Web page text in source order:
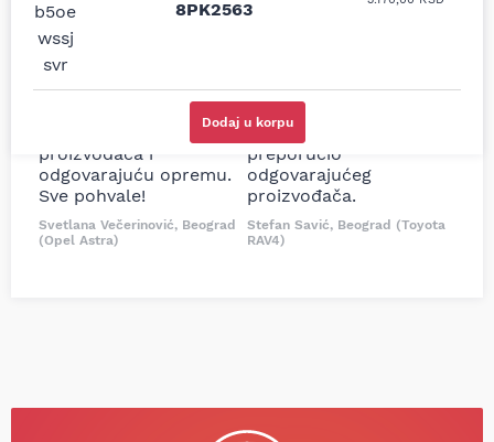
8PK2563
Dodaj u korpu
moguće online
prodavnice auto delova
i definitivno najbolje
cene su ovde. Kupila
sam više puta auto
delove iz MD Auto. Uvek
dobra preporuka za
proizvođača i
odgovarajuću opremu.
Sve pohvale!
Svetlana Večerinović, Beograd
(Opel Astra)
ljubazni prodavci.
potreban za moju
Tojotu, ali me je Miloš
podsetio, istražio i
preporučio
odgovarajućeg
proizvođača.
Stefan Savić, Beograd (Toyota
RAV4)